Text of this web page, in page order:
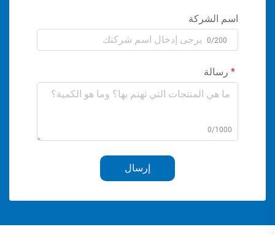
اسم الشركة
0/200
رسالة
0/1000
إرسال